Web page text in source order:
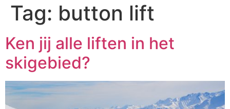
Tag: button lift
Ken jij alle liften in het
skigebied?